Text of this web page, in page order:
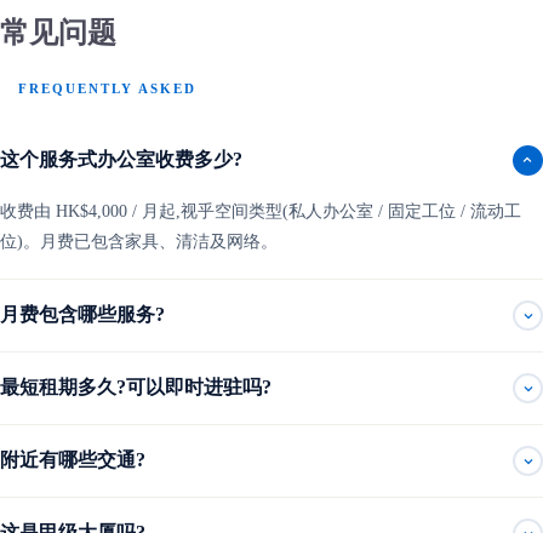
常见问题
FREQUENTLY ASKED
这个服务式办公室收费多少?
收费由 HK$4,000 / 月起,视乎空间类型(私人办公室 / 固定工位 / 流动工
位)。月费已包含家具、清洁及网络。
月费包含哪些服务?
最短租期多久?可以即时进驻吗?
附近有哪些交通?